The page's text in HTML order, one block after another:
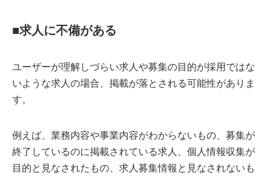
■求人に不備がある
ユーザーが理解しづらい求人や募集の目的が採用ではな
いような求人の場合、掲載が落とされる可能性がありま
す。
例えば、業務内容や事業内容がわからないもの、募集が
終了しているのに掲載されている求人、個人情報収集が
目的と見なされたもの、求人募集情報と見なされないも